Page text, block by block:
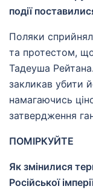
події
Поляки
та протестом,
Тадеуша
закликав убити
намагаючись
затвердження
ПОМІРКУЙТЕ
Як змінилися
Російської